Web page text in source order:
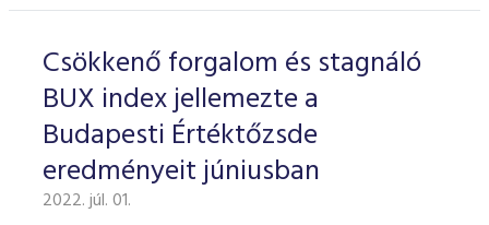
Csökkenő forgalom és stagnáló
BUX index jellemezte a
Budapesti Értéktőzsde
eredményeit júniusban
2022. júl. 01.